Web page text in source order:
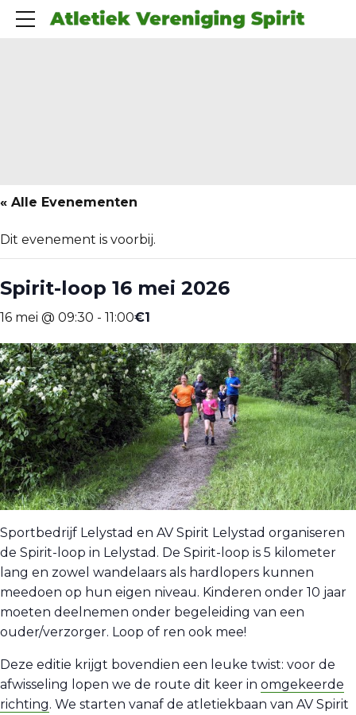
« Alle Evenementen
Dit evenement is voorbij.
Spirit-loop 16 mei 2026
16 mei @ 09:30 - 11:00€1
Sportbedrijf Lelystad en AV Spirit Lelystad organiseren
de Spirit-loop in Lelystad. De Spirit-loop is 5 kilometer
lang en zowel wandelaars als hardlopers kunnen
meedoen op hun eigen niveau. Kinderen onder 10 jaar
moeten deelnemen onder begeleiding van een
ouder/verzorger. Loop of ren ook mee!
Deze editie krijgt bovendien een leuke twist: voor de
afwisseling lopen we de route dit keer in omgekeerde
richting. We starten vanaf de atletiekbaan van AV Spirit